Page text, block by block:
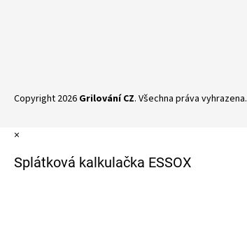
Copyright 2026 Grilování CZ. Všechna práva vyhrazena.
×
Splátková kalkulačka ESSOX